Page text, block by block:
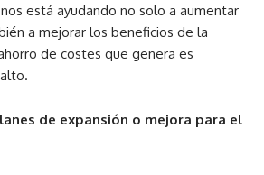
está ayudando no solo a aumentar
a mejorar los beneficios de la
de costes que genera es
de expansión o mejora para el